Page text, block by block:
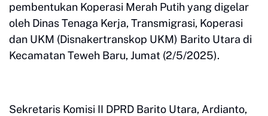
pembentukan Koperasi Merah Putih yang digelar
oleh Dinas Tenaga Kerja, Transmigrasi, Koperasi
dan UKM (Disnakertranskop UKM) Barito Utara di
Kecamatan Teweh Baru, Jumat (2/5/2025).
Sekretaris Komisi II DPRD Barito Utara, Ardianto,